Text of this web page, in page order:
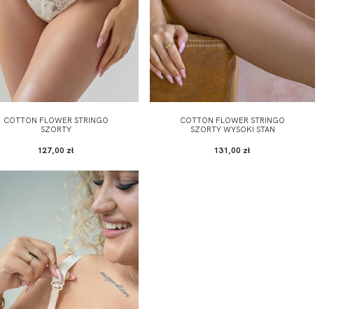
COTTON FLOWER STRINGO
SZORTY
127,00 zł
COTTON FLOWER STRINGO
SZORTY WYSOKI STAN
131,00 zł